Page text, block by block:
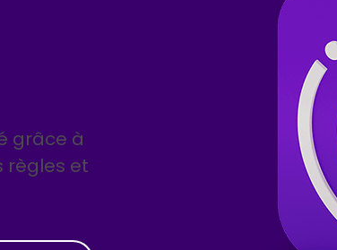
grâce à
règles et